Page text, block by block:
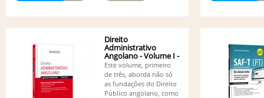
Direito
Administrativo
Angolano - Volume I -
Organ....
Este volume, primeiro
de três, aborda não só
as fundações do Direito
Público angolano, como